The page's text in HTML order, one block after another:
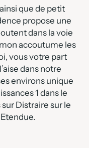
que de petit
propose une
dans la voie
accoutume les
vous votre part
dans notre
environs unique
1 dans le
Distraire sur le